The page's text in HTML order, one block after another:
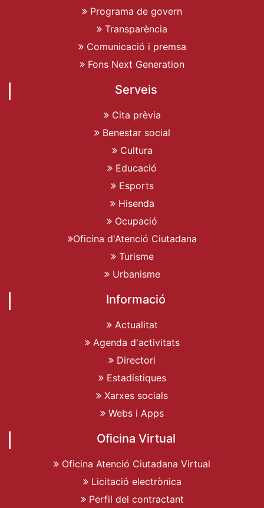
Programa de govern
Transparència
Comunicació i premsa
Fons Next Generation
Serveis
Cita prèvia
Benestar social
Cultura
Educació
Esports
Hisenda
Ocupació
Oficina d'Atenció Ciutadana
Turisme
Urbanisme
Informació
Actualitat
Agenda d'activitats
Directori
Estadístiques
Xarxes socials
Webs i Apps
Oficina Virtual
Oficina Atenció Ciutadana Virtual
Licitació electrònica
Perfil del contractant